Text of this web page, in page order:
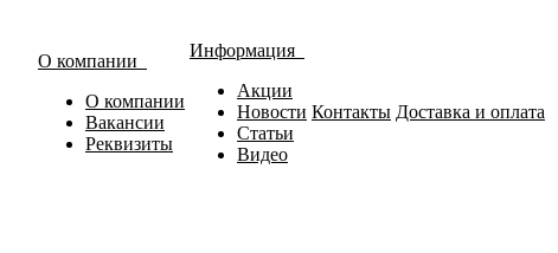
О компании
О компании
Вакансии
Реквизиты
Информация
Акции
Новости
Статьи
Видео
Контакты Доставка и оплата